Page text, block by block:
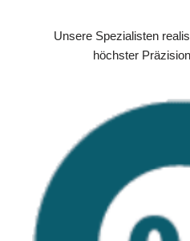
Unsere Spezialisten
höchster